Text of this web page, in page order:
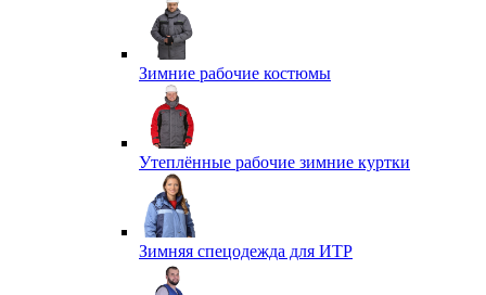
Зимние рабочие костюмы
Утеплённые рабочие зимние куртки
Зимняя спецодежда для ИТР